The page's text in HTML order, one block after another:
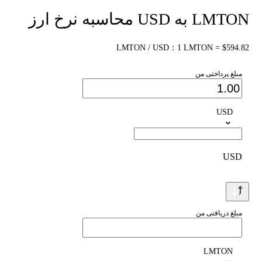
LMTON به USD محاسبه نرخ ارز
LMTON / USD：1 LMTON = $594.82
مبلغ پرداختی من
USD
USD
مبلغ دریافتی من
LMTON